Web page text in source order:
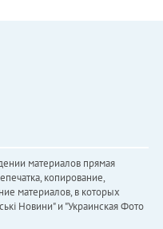
материалов прямая
копирование,
материалов, в которых
Новини" и "Украинская Фото